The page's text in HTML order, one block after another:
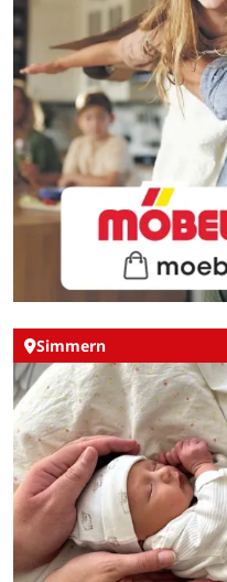
Simmern